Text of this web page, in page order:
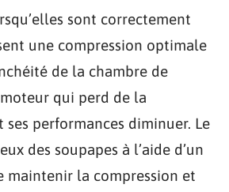
sont correctement
une compression optimale
de la chambre de
qui perd de la
ses performances diminuer. Le
des soupapes à l’aide d’un
maintenir la compression et